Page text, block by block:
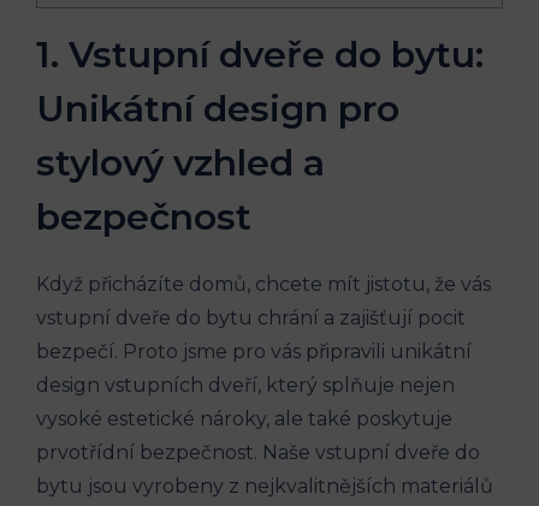
1. Vstupní dveře do bytu:
Unikátní design pro
stylový vzhled a
bezpečnost
Když přicházíte domů, chcete mít jistotu, že vás
vstupní dveře do bytu chrání a zajišťují pocit
bezpečí. Proto jsme pro vás připravili unikátní
design vstupních dveří, který splňuje nejen
vysoké estetické nároky, ale také poskytuje
prvotřídní bezpečnost. Naše vstupní dveře do
bytu jsou vyrobeny z nejkvalitnějších materiálů